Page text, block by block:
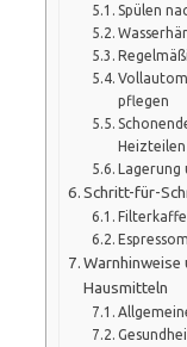
Spülen
pflegen
Heizteilen
Lagerung
Schritt-für-
Warnhinweise
Hausmitteln